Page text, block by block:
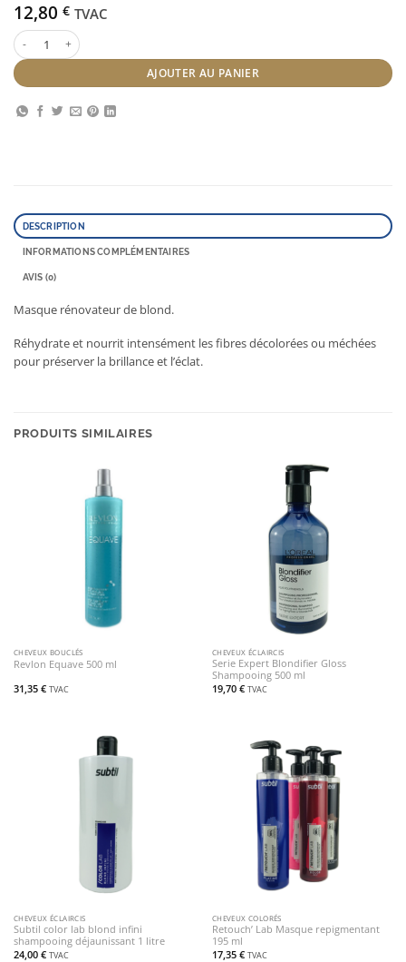
12,80 € TVAC
quantité de Subtil Color lab Masque Blond infini 200 ml
AJOUTER AU PANIER
DESCRIPTION
INFORMATIONS COMPLÉMENTAIRES
AVIS (0)
Masque rénovateur de blond.
Réhydrate et nourrit intensément les fibres décolorées ou méchées
pour préserver la brillance et l’éclat.
PRODUITS SIMILAIRES
CHEVEUX BOUCLÉS
Revlon Equave 500 ml
31,35 € TVAC
CHEVEUX ÉCLAIRCIS
Serie Expert Blondifier Gloss
Shampooing 500 ml
19,70 € TVAC
CHEVEUX ÉCLAIRCIS
Subtil color lab blond infini
shampooing déjaunissant 1 litre
24,00 € TVAC
CHEVEUX COLORÉS
Retouch’ Lab Masque repigmentant
195 ml
17,35 € TVAC